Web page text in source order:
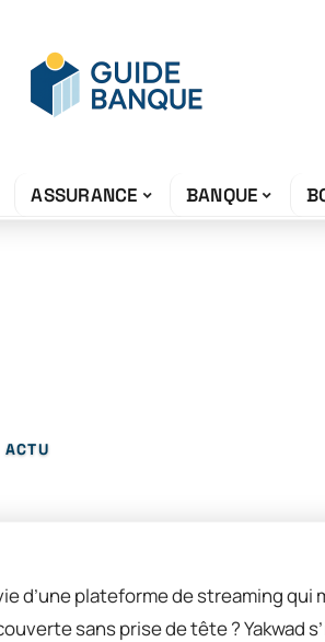
ASSURANCE BANQUE
ACTU
d’une plateforme de streaming
sans prise de tête ? Yakwad